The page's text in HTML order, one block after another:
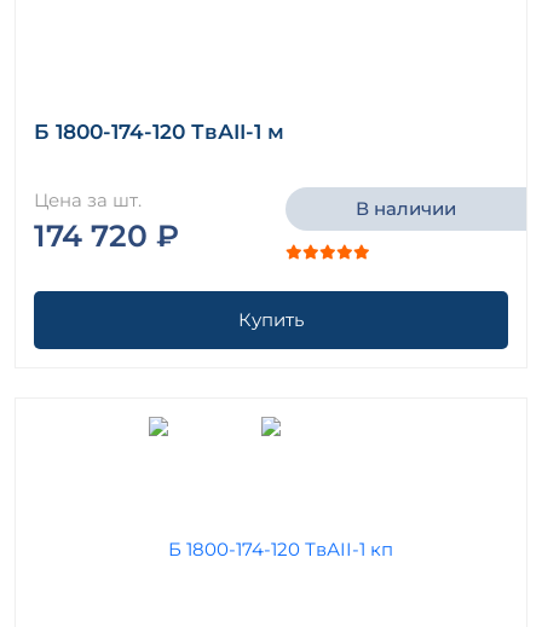
Б 1800-174-120 ТвАII-1 м
Цена за шт.
174 720 ₽
В наличии
Купить